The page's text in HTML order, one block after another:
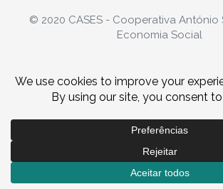
© 2020 CASES - Cooperativa António
Economia Social